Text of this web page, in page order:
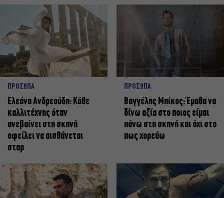
ΠΡΟΣΩΠΑ
Ελεάνα Ανδρεούδη: Κάθε
καλλιτέχνης όταν
ανεβαίνει στη σκηνή
οφείλει να αισθάνεται
σταρ
ΠΡΟΣΩΠΑ
Βαγγέλης Μπίκος: Έμαθα να
δίνω αξία στο ποιος είμαι
πάνω στη σκηνή και όχι στο
πως χορεύω